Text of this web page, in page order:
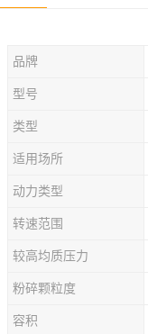
品牌
型号
类型
适用场所
动力类型
转速范围
较高均质压力
粉碎颗粒度
容积